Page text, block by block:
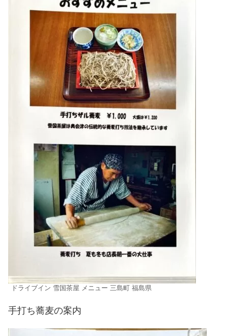
ドライブイン 雪国茶屋 メニュー 三島町 福島県
手打ち蕎麦の案内